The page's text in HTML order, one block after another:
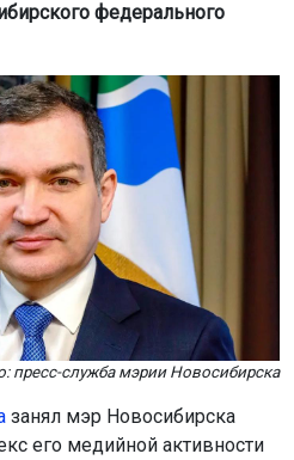
федерального
пресс-служба мэрии Новосибирска
занял мэр Новосибирска
его медийной активности